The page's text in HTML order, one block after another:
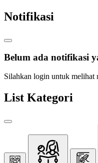
Notifikasi
Belum ada notifikasi
Silahkan login untuk melihat
List Kategori